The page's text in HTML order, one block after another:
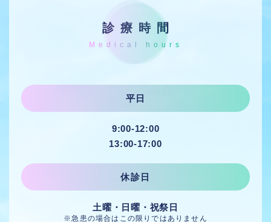
診療時間
平日
9:00-12:00
13:00-17:00
休診日
土曜・日曜・祝祭日
※急患の場合はこの限りではありません